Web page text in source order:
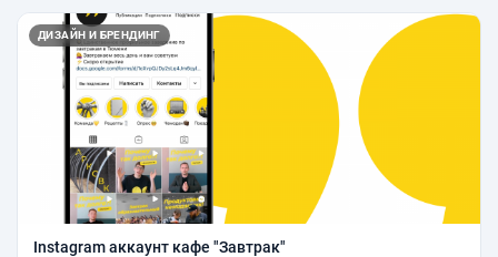
ДИЗАЙН И БРЕНДИНГ
Instagram аккаунт кафе "Завтрак"